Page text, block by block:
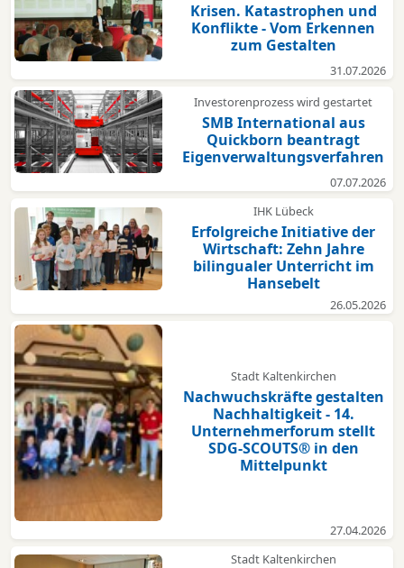
Krisen. Katastrophen und
Konflikte - Vom Erkennen
zum Gestalten
31.07.2026
Investorenprozess wird gestartet
SMB International aus
Quickborn beantragt
Eigenverwaltungsverfahren
07.07.2026
IHK Lübeck
Erfolgreiche Initiative der
Wirtschaft: Zehn Jahre
bilingualer Unterricht im
Hansebelt
26.05.2026
Stadt Kaltenkirchen
Nachwuchskräfte gestalten
Nachhaltigkeit - 14.
Unternehmerforum stellt
SDG-SCOUTS® in den
Mittelpunkt
27.04.2026
Stadt Kaltenkirchen